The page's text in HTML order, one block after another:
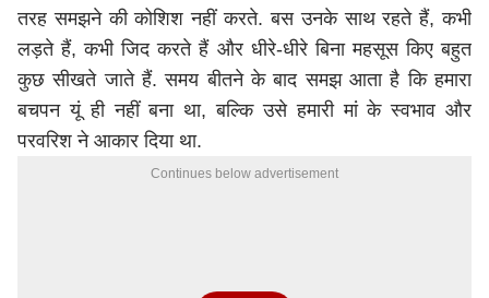
तरह समझने की कोशिश नहीं करते. बस उनके साथ रहते हैं, कभी
लड़ते हैं, कभी जिद करते हैं और धीरे-धीरे बिना महसूस किए बहुत
कुछ सीखते जाते हैं. समय बीतने के बाद समझ आता है कि हमारा
बचपन यूं ही नहीं बना था, बल्कि उसे हमारी मां के स्वभाव और
परवरिश ने आकार दिया था.
Continues below advertisement